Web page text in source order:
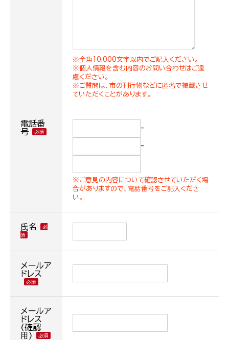
※全角10,000文字以内でご記入ください。
※個人情報を含む内容のお問い合わせはご遠
慮ください。
※ご質問は、市の刊行物などに匿名で掲載させ
ていただくことがあります。
電話番
号
-
-
※ご意見の内容について確認させていただく場
合がありますので、電話番号をご記入くださ
い。
氏名
メールア
ドレス
メールア
ドレス
(確認
用)